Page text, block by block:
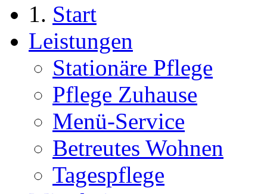
Start
Leistungen
Stationäre Pflege
Pflege Zuhause
Menü-Service
Betreutes Wohnen
Tagespflege